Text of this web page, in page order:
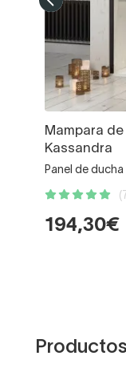
Mampara
Kassandra
Panel de ducha
194,30€